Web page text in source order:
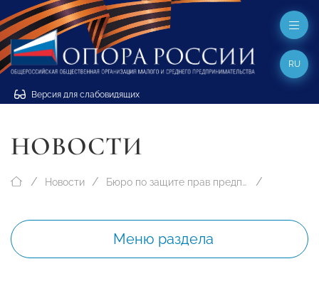
Версия для слабовидящих
RU
НОВОСТИ
Новости Бюро по защите прав предпринимателей
Меню раздела